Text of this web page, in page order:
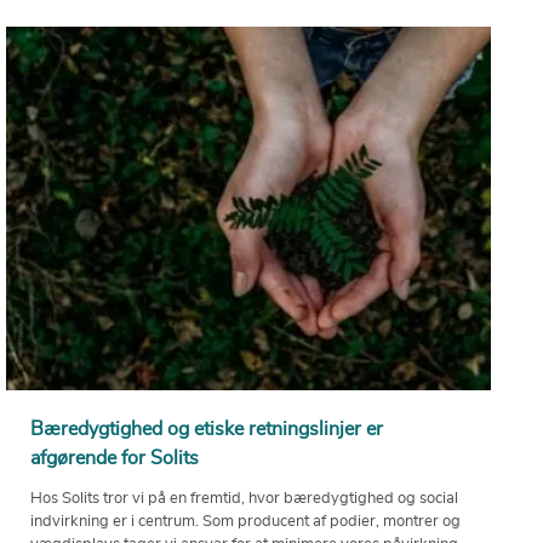
Bæredygtighed og etiske retningslinjer er
afgørende for Solits
Hos Solits tror vi på en fremtid, hvor bæredygtighed og social
indvirkning er i centrum. Som producent af podier, montrer og